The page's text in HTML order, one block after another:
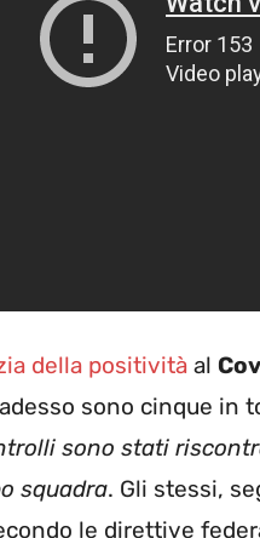
della positività al
sono cinque in
sono stati
squadra. Gli stessi,
le direttive